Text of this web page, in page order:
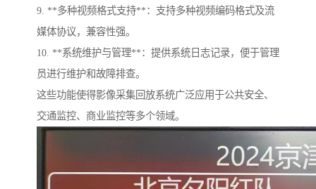
9. **多种视频格式支持**：支持多种视频编码格式及流
媒体协议，兼容性强。
10. **系统维护与管理**：提供系统日志记录，便于管理
员进行维护和故障排查。
这些功能使得影像采集回放系统广泛应用于公共安全、
交通监控、商业监控等多个领域。